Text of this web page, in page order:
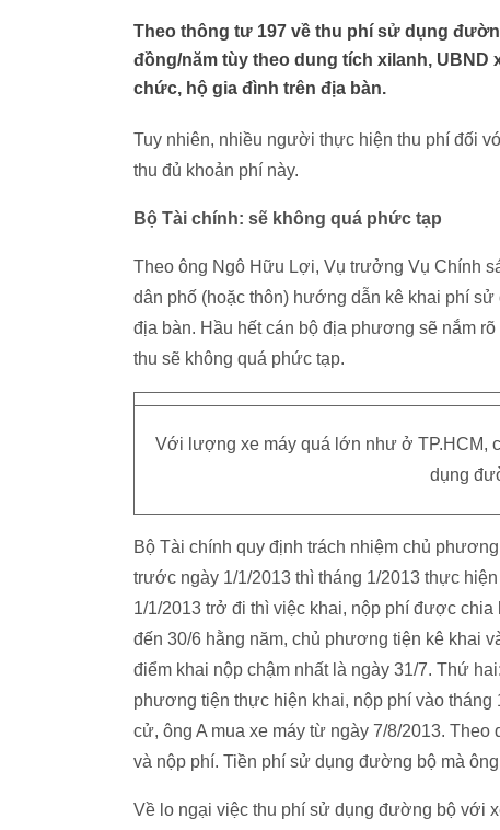
Theo thông tư 197 về thu phí sử dụng
đồng/năm tùy theo dung tích xilanh,
chức, hộ gia đình trên địa bàn.
Tuy nhiên, nhiều người thực hiện thu phí đối
thu đủ khoản phí này.
Bộ Tài chính: sẽ không quá phức tạp
Theo ông Ngô Hữu Lợi, Vụ trưởng Vụ Chính
dân phố (hoặc thôn) hướng dẫn kê khai phí
địa bàn. Hầu hết cán bộ địa phương sẽ nắm
thu sẽ không quá phức tạp.
Với lượng xe máy quá lớn như ở TP.HCM,
dụng
Bộ Tài chính quy định trách nhiệm chủ
trước ngày 1/1/2013 thì tháng 1/2013 thực
1/1/2013 trở đi thì việc khai, nộp phí được
đến 30/6 hằng năm, chủ phương tiện kê khai
điểm khai nộp chậm nhất là ngày 31/7. Thứ
phương tiện thực hiện khai, nộp phí vào
cử, ông A mua xe máy từ ngày 7/8/2013.
và nộp phí. Tiền phí sử dụng đường bộ mà
Về lo ngại việc thu phí sử dụng đường bộ với